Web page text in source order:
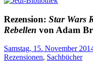
Rezension: Star Wars
Rebellen von Adam
Samstag, 15. November
Rezensionen, Sachbücher